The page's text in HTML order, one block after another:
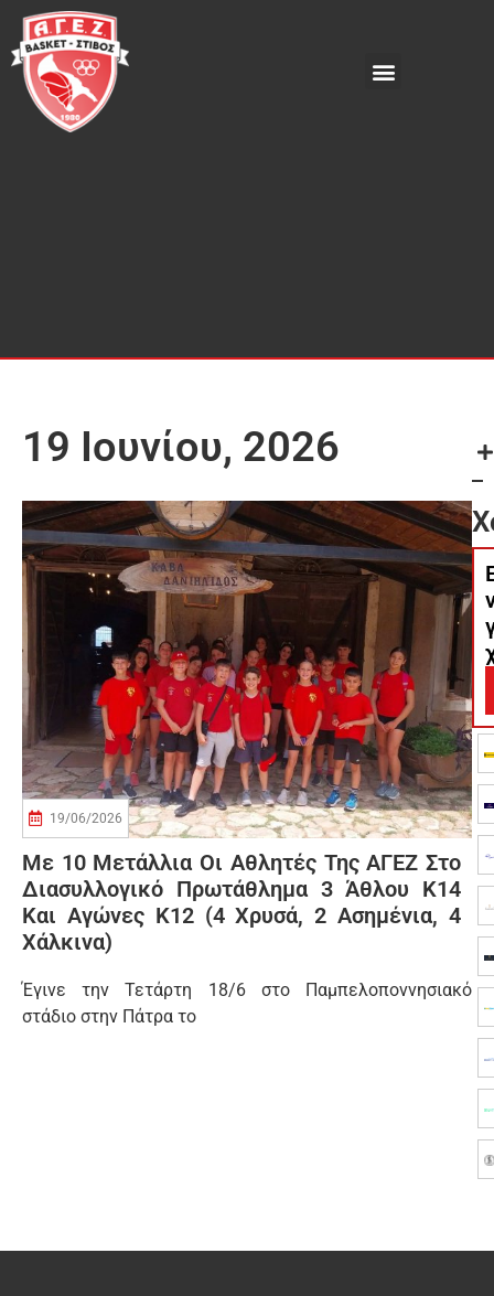
19 Ιουνίου, 2026
19/06/2026
Με 10 Μετάλλια Οι Αθλητές Της ΑΓΕΖ Στο
Διασυλλογικό Πρωτάθλημα 3 Άθλου Κ14
Και Αγώνες Κ12 (4 Χρυσά, 2 Ασημένια, 4
Χάλκινα)
Έγινε την Τετάρτη 18/6 στο Παμπελοποννησιακό
στάδιο στην Πάτρα το